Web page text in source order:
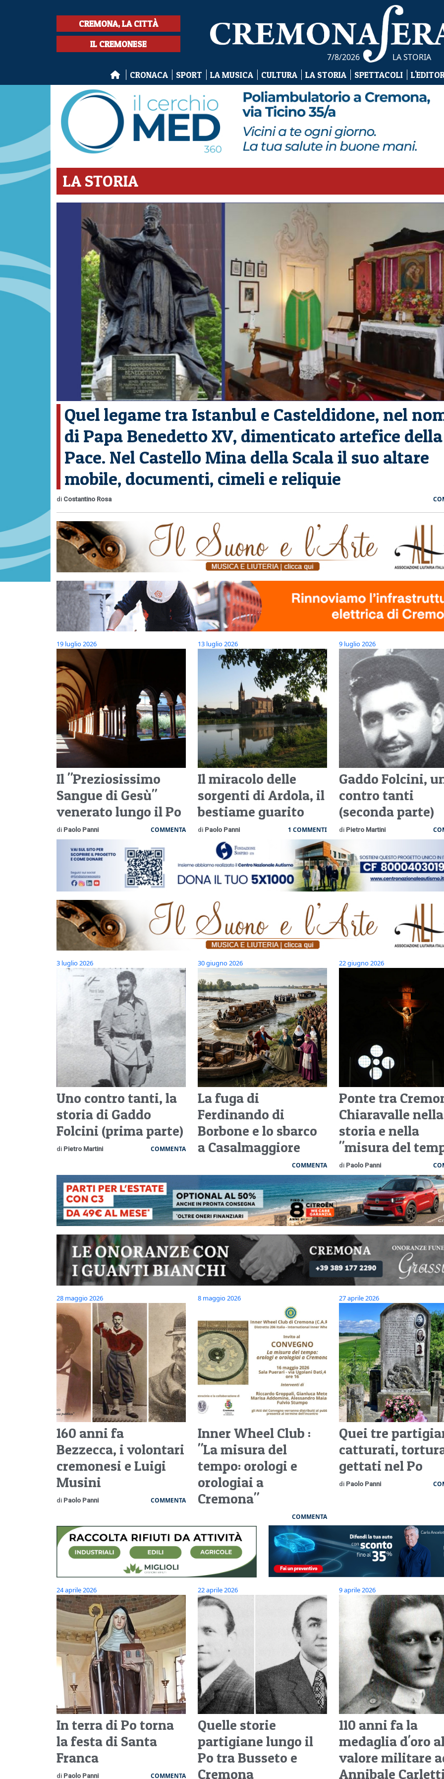
CREMONA, LA CITTÀ
IL CREMONESE
7/8/2026 LA STORIA
CRONACA SPORT LA MUSICA CULTURA LA STORIA SPETTACOLI
LA STORIA
Quel legame tra Istanbul e Casteldidone, nel
di Papa Benedetto XV, dimenticato artefice della
Pace. Nel Castello Mina della Scala il suo altare
mobile, documenti, cimeli e reliquie
di Costantino Rosa
19 luglio 2026
Il "Preziosissimo
Sangue di Gesù"
venerato lungo il Po
di Paolo Panni COMMENTA
13 luglio 2026
Il miracolo delle
sorgenti di Ardola, il
bestiame guarito
di Paolo Panni 1 COMMENTI
9 luglio 2026
Gaddo Folcini,
contro tanti
(seconda parte)
di Pietro Martini
3 luglio 2026
Uno contro tanti, la
storia di Gaddo
Folcini (prima parte)
di Pietro Martini COMMENTA
30 giugno 2026
La fuga di
Ferdinando di
Borbone e lo sbarco
a Casalmaggiore
COMMENTA
22 giugno 2026
Ponte tra
Chiaravalle nella
storia e nella
"misura del
di Paolo Panni
28 maggio 2026
160 anni fa
Bezzecca, i volontari
cremonesi e Luigi
Musini
di Paolo Panni COMMENTA
8 maggio 2026
Inner Wheel Club :
"La misura del
tempo: orologi e
orologiai a
Cremona"
COMMENTA
27 aprile 2026
Quei tre
catturati,
gettati nel Po
di Paolo Panni
24 aprile 2026
In terra di Po torna
la festa di Santa
Franca
di Paolo Panni COMMENTA
22 aprile 2026
Quelle storie
partigiane lungo il
Po tra Busseto e
Cremona
9 aprile 2026
110 anni fa la
medaglia d'oro
valore militare
Annibale